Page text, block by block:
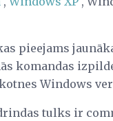
pieejams
komandas
Windows
tulks ir